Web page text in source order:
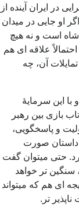
در ایران آینده از
او جایی در میدان
است و نه هیچ
علاقه ای هم
آن، چه
این سرمایۀ
بازی بین رهبر
و پاسخگویی،
داستان صورت
حتی میتوان گفت
تر خواهد
ای هم که میتواند
تر.